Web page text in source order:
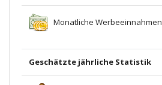
Monatliche Werbeeinnahmen
Geschätzte jährliche Statistik